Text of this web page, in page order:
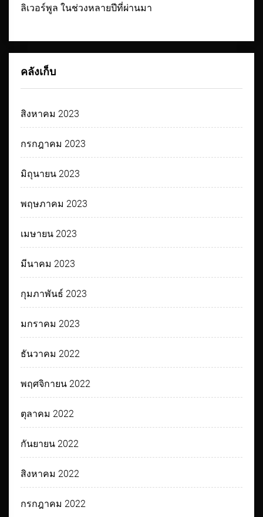
ลิเวอร์พูล ในช่วงหลายปีที่ผ่านมา
คลังเก็บ
สิงหาคม 2023
กรกฎาคม 2023
มิถุนายน 2023
พฤษภาคม 2023
เมษายน 2023
มีนาคม 2023
กุมภาพันธ์ 2023
มกราคม 2023
ธันวาคม 2022
พฤศจิกายน 2022
ตุลาคม 2022
กันยายน 2022
สิงหาคม 2022
กรกฎาคม 2022